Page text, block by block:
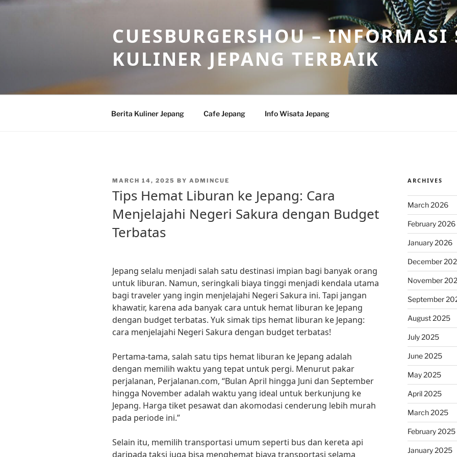
Skip
CUESBURGERSHOU – INFORMASI
KULINER JEPANG TERBAIK
Berita Kuliner Jepang Cafe Jepang Info Wisata Jepang
POSTED
MARCH 14, 2025 BY ADMINCUE
Tips Hemat Liburan ke Jepang: Cara
Menjelajahi Negeri Sakura dengan Budget
Terbatas
Jepang selalu menjadi salah satu destinasi impian bagi banyak orang
untuk liburan. Namun, seringkali biaya tinggi menjadi kendala utama
bagi traveler yang ingin menjelajahi Negeri Sakura ini. Tapi jangan
khawatir, karena ada banyak cara untuk hemat liburan ke Jepang
dengan budget terbatas. Yuk simak tips hemat liburan ke Jepang:
cara menjelajahi Negeri Sakura dengan budget terbatas!
Pertama-tama, salah satu tips hemat liburan ke Jepang adalah
dengan memilih waktu yang tepat untuk pergi. Menurut pakar
perjalanan, Perjalanan.com, “Bulan April hingga Juni dan September
hingga November adalah waktu yang ideal untuk berkunjung ke
Jepang. Harga tiket pesawat dan akomodasi cenderung lebih murah
pada periode ini.”
Selain itu, memilih transportasi umum seperti bus dan kereta api
daripada taksi juga bisa menghemat biaya transportasi selama
ARCHIVES
March 2026
February 2026
January 2026
December
November
September
August 2025
July 2025
June 2025
May 2025
April 2025
March 2025
February 2025
January 2025